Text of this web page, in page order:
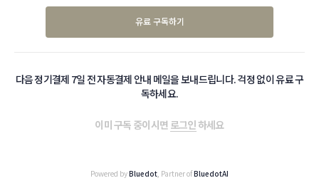
유료 구독하기
다음 정기결제 7일 전 자동결제 안내 메일을 보내드립니다. 걱정 없이 유료 구
독하세요.
이미 구독 중이시면 로그인하세요
Powered byBluedot , Partner ofBluedotAI